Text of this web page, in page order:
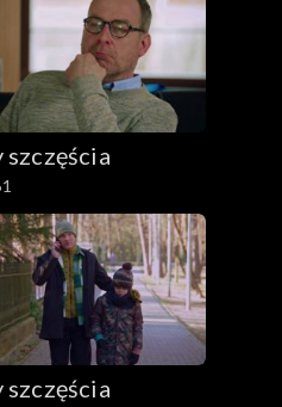
szczęścia
szczęścia